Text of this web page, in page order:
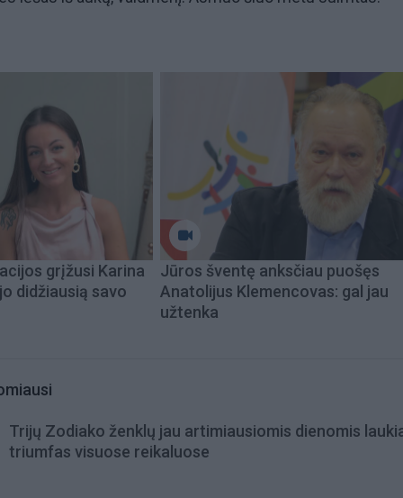
grįžusi Karina
didžiausią savo
Jūros šventę anksčiau puošęs
Anatolijus Klemencovas: gal jau
užtenka
Trijų Zodiako ženklų jau artimiausiomis dienomis
triumfas visuose reikaluose